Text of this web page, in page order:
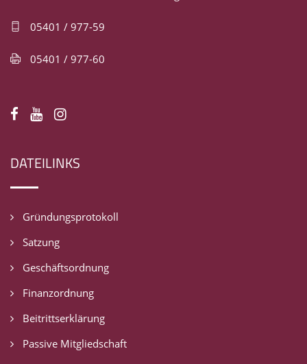
05401 / 977-59
05401 / 977-60
DATEILINKS
Gründungsprotokoll
Satzung
Geschäftsordnung
Finanzordnung
Beitrittserklärung
Passive Mitgliedschaft